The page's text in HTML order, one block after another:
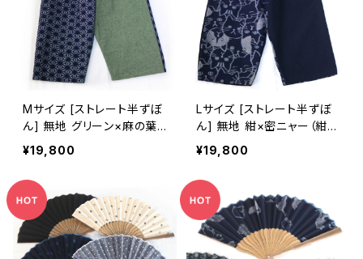
Mサイズ [ストレート半ずぼ
ん] 無地 グリーン×麻の葉
（紺）※柄部分：手織り久留
米絣使用 池田絣工房
¥19,800
Lサイズ [ストレート半ずぼ
ん] 無地 紺×密ニャー（紺）
※柄部分：手織り久留米絣
使用 池田絣工房
¥19,800